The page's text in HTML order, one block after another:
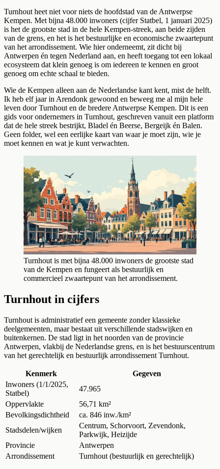
Turnhout heet niet voor niets de hoofdstad van de Antwerpse
Kempen. Met bijna 48.000 inwoners (cijfer Statbel, 1 januari 2025)
is het de grootste stad in de hele Kempen-streek, aan beide zijden
van de grens, en het is het bestuurlijke en economische zwaartepunt
van het arrondissement. Wie hier onderneemt, zit dicht bij
Antwerpen én tegen Nederland aan, en heeft toegang tot een lokaal
ecosysteem dat klein genoeg is om iedereen te kennen en groot
genoeg om echte schaal te bieden.
Wie de Kempen alleen aan de Nederlandse kant kent, mist de helft.
Ik heb elf jaar in Arendonk gewoond en beweeg me al mijn hele
leven door Turnhout en de bredere Antwerpse Kempen. Dit is een
gids voor ondernemers in Turnhout, geschreven vanuit een platform
dat de hele streek bestrijkt, Bladel én Beerse, Bergeijk én Balen.
Geen folder, wel een eerlijke kaart van waar je moet zijn, wie je
moet kennen en wat je kunt verwachten.
Turnhout is met bijna 48.000 inwoners de grootste stad
van de Kempen en fungeert als bestuurlijk en
commercieel zwaartepunt van het arrondissement.
Turnhout in cijfers
Turnhout is administratief een gemeente zonder klassieke
deelgemeenten, maar bestaat uit verschillende stadswijken en
buitenkernen. De stad ligt in het noorden van de provincie
Antwerpen, vlakbij de Nederlandse grens, en is het bestuurscentrum
van het gerechtelijk en bestuurlijk arrondissement Turnhout.
Kenmerk
Gegeven
Inwoners (1/1/2025,
Statbel)
47.965
Oppervlakte
56,71 km²
Bevolkingsdichtheid
ca. 846 inw./km²
Stadsdelen/wijken
Centrum, Schorvoort, Zevendonk,
Parkwijk, Heizijde
Provincie
Antwerpen
Arrondissement
Turnhout (bestuurlijk en gerechtelijk)